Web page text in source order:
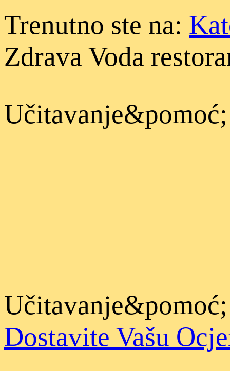
Trenutno ste na:
Zdrava Voda
Učitavanje&pomoć;
Učitavanje&pomoć;
Dostavite Vašu